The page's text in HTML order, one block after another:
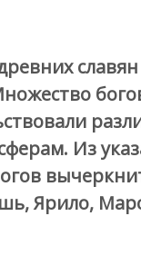
Из
Ярило,